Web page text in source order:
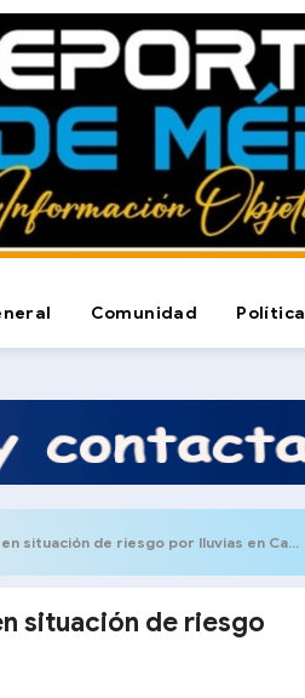
Comunidad Política
de riesgo por lluvias en Campo Elías
situación de riesgo